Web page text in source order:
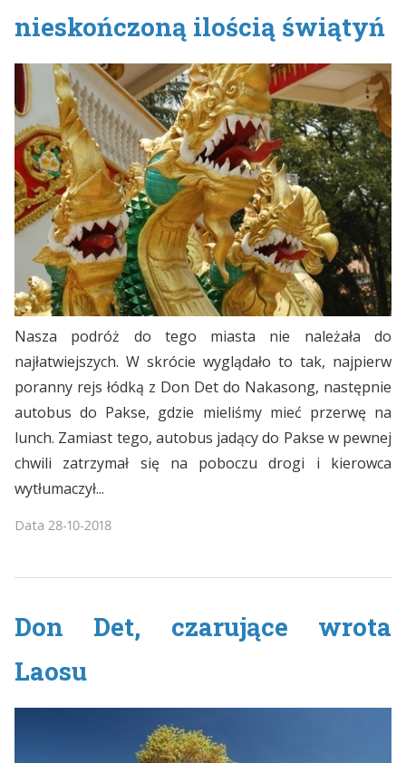
nieskończoną ilością świątyń
Nasza podróż do tego miasta nie należała do
najłatwiejszych. W skrócie wyglądało to tak, najpierw
poranny rejs łódką z Don Det do Nakasong, następnie
autobus do Pakse, gdzie mieliśmy mieć przerwę na
lunch. Zamiast tego, autobus jadący do Pakse w pewnej
chwili zatrzymał się na poboczu drogi i kierowca
wytłumaczył...
Data 28-10-2018
Don Det, czarujące wrota
Laosu